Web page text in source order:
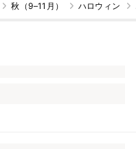
秋（9–11月） ハロウィン